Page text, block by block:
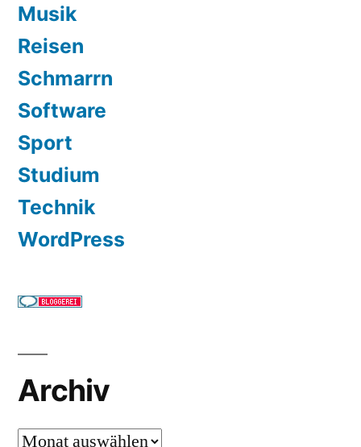
Musik
Reisen
Schmarrn
Software
Sport
Studium
Technik
WordPress
Archiv
Archiv